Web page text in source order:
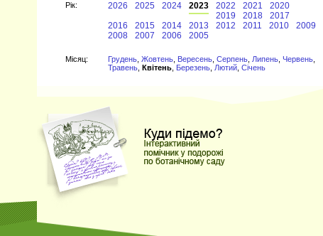
Рiк: 2026 2025 2024 2023 2022 2021
2020
2019
2018
2017
2016
2015 2014 2013 2012 2011 2010
2009
2008
2007 2006 2005
Мiсяц: Грудень Жовтень Вересень Серпень Липень Червень
Травень Квітень Березень Лютий Січень